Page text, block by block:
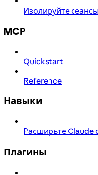
Изолируйте
MCP
Quickstart
Reference
Навыки
Расширьте
Плагины